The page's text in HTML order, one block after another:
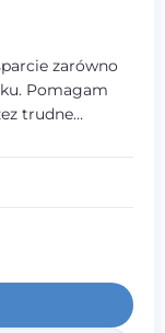
zarówno
Pomagam
trudne
na
w
mierzącymi się